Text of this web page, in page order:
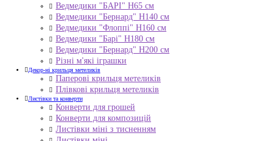
Ведмедики "БАРІ" Н65 см
Ведмедики "Бернард" Н140 см
Ведмедики "Флоппі" Н160 см
Ведмедики "Барі" Н180 см
Ведмедики "Бернард" Н200 см
Різні м'які іграшки
Декор-ні крильця метеликів
Паперові крильця метеликів
Плівкові крильця метеликів
Листівки та конверти
Конверти для грошей
Конверти для композицій
Листівки міні з тисненням